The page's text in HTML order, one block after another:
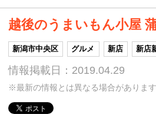
越後のうまいもん小屋
新潟市中央区 グルメ 新店 新店
情報掲載日：2019.04.29
※最新の情報とは異なる場合があります